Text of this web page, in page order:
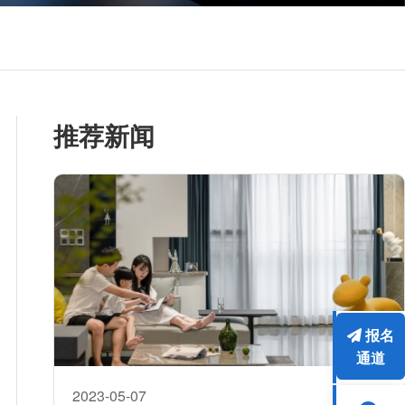
推荐新闻
2023-05-07
报名
通道